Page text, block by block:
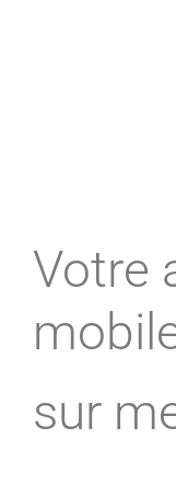
Votre
sur